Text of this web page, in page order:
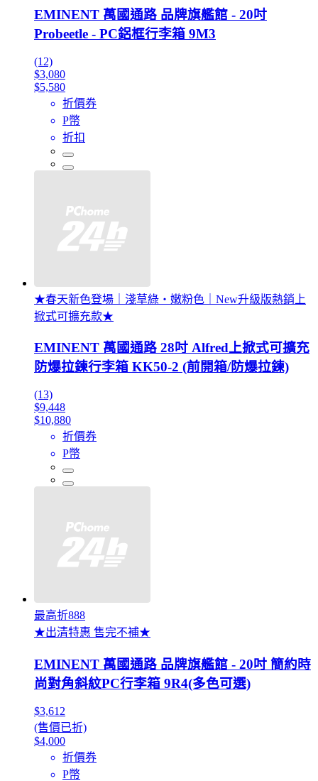
EMINENT 萬國通路 品牌旗艦館 - 20吋
Probeetle - PC鋁框行李箱 9M3
(12)
$3,080
$5,580
折價券
P幣
折扣
★春天新色登場｜淺草綠・嫩粉色｜New升級版熱銷上
掀式可擴充款★
EMINENT 萬國通路 28吋 Alfred上掀式可擴充
防爆拉鍊行李箱 KK50-2 (前開箱/防爆拉鍊)
(13)
$9,448
$10,880
折價券
P幣
最高折888
★出清特惠 售完不補★
EMINENT 萬國通路 品牌旗艦館 - 20吋 簡約時
尚對角斜紋PC行李箱 9R4(多色可選)
$3,612
(售價已折)
$4,000
折價券
P幣